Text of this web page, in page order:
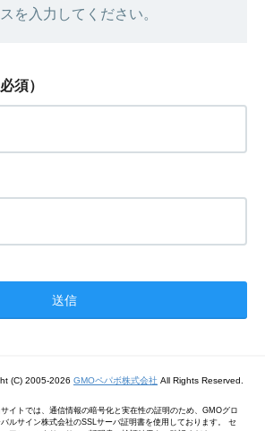
を入力してください。
必須）
(C) 2005-2026 GMOペパボ株式会社 All Rights Reserved.
サイトでは、通信情報の暗号化と実在性の証明のため、GMOグロ
ルサイン株式会社のSSLサーバ証明書を使用しております。 セ